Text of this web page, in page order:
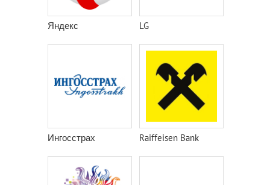
Яндекс LG
Ингосстрах Raiffeisen Bank